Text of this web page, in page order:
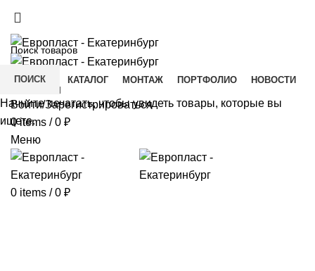
ГЛАВНАЯ КАТАЛОГ МОНТАЖ ПОРТФОЛИО
НОВОСТИ
КОНТАКТЫ
Войти/Зарегистрироваться
0items / 0 ₽
Меню
0 items / 0 ₽
ПОИСК
Начните печатать, чтобы увидеть товары, которые вы
ищете.